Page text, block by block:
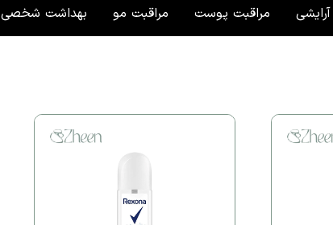
آرایشی مراقبت پوست مراقبت مو بهداشت شخصی